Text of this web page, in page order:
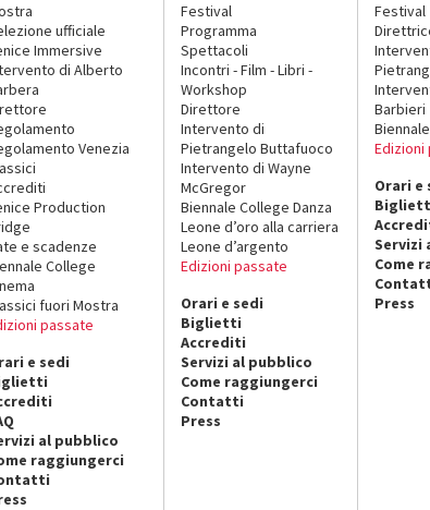
ufficiale
Immersive
di Alberto
Venezia
Production
e scadenze
College
fuori Mostra
passate
e sedi
al pubblico
raggiungerci
Festival
Programma
Spettacoli
Incontri - Film - Libri -
Workshop
Direttore
Intervento di
Pietrangelo Buttafuoco
Intervento di Wayne
McGregor
Biennale College Danza
Leone d’oro alla carriera
Leone d’argento
Edizioni passate
Orari e sedi
Biglietti
Accrediti
Servizi al pubblico
Come raggiungerci
Contatti
Press
Festival
Barbieri
Edizioni
Orari e
Servizi
Come
Press